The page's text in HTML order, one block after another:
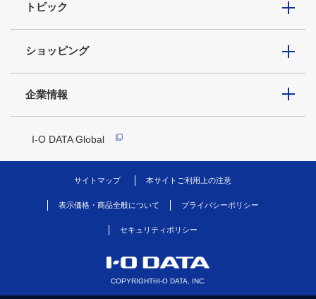
トピック
ショッピング
企業情報
I-O DATA Global
サイトマップ 本サイトご利用上の注意
表示価格・商品全般について プライバシーポリシー
セキュリティポリシー
COPYRIGHT©I-O DATA, INC.